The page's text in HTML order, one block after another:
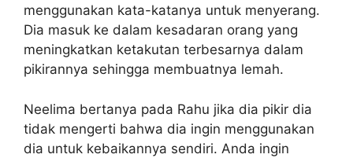
menggunakan kata-katanya untuk menyerang.
Dia masuk ke dalam kesadaran orang yang
meningkatkan ketakutan terbesarnya dalam
pikirannya sehingga membuatnya lemah.
Neelima bertanya pada Rahu jika dia pikir dia
tidak mengerti bahwa dia ingin menggunakan
dia untuk kebaikannya sendiri. Anda ingin